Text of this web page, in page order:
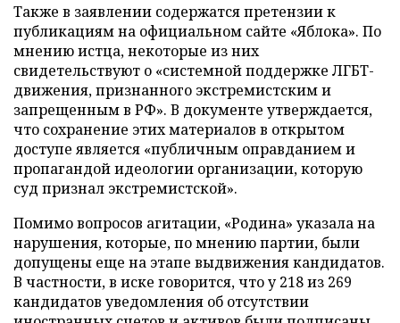
Также в заявлении содержатся претензии к
публикациям на официальном сайте «Яблока». По
мнению истца, некоторые из них
свидетельствуют о «системной поддержке ЛГБТ-
движения, признанного экстремистским и
запрещенным в РФ». В документе утверждается,
что сохранение этих материалов в открытом
доступе является «публичным оправданием и
пропагандой идеологии организации, которую
суд признал экстремистской».
Помимо вопросов агитации, «Родина» указала на
нарушения, которые, по мнению партии, были
допущены еще на этапе выдвижения кандидатов.
В частности, в иске говорится, что у 218 из 269
кандидатов уведомления об отсутствии